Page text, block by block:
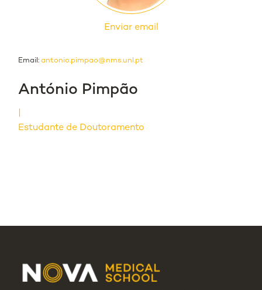
Enviar email
Email: antonio.pimpao@nms.unl.pt
António Pimpão
Estudante de Doutoramento